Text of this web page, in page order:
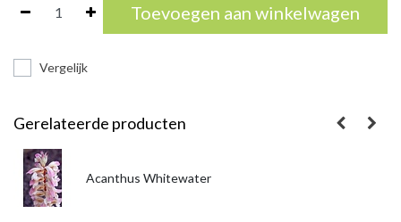
Toevoegen aan winkelwagen
Vergelijk
Gerelateerde producten
Acanthus Whitewater